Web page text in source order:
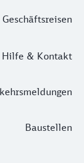
Geschäftsreisen
Hilfe & Kontakt
Baustellen